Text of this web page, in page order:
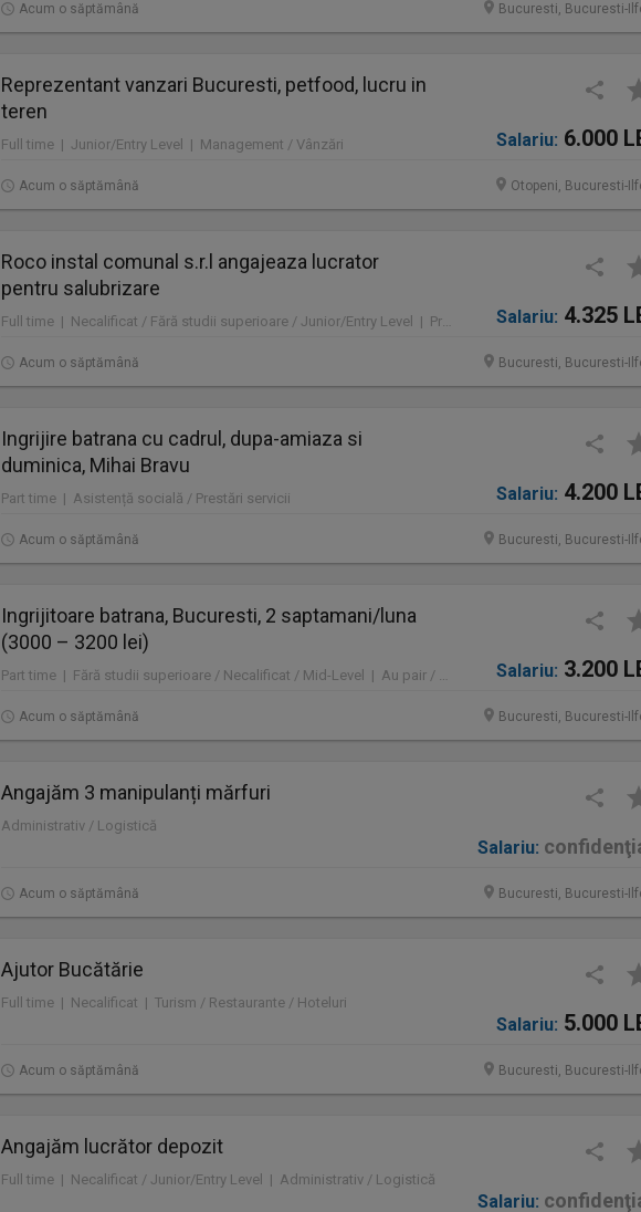
Acum o săptămână Bucuresti, Bucuresti-
Reprezentant vanzari Bucuresti, petfood, lucru in
teren
Full time | Junior/Entry Level | Management / Vânzări Salariu: 6.000
Acum o săptămână Otopeni, Bucuresti-
Roco instal comunal s.r.l angajeaza lucrator
pentru salubrizare
Full time | Necalificat / Fără studii superioare / Junior/Entry Level | Protecţia mediului / Prestări servicii Salariu: 4.325
Acum o săptămână Bucuresti, Bucuresti-
Ingrijire batrana cu cadrul, dupa-amiaza si
duminica, Mihai Bravu
Part time | Asistență socială / Prestări servicii Salariu: 4.200
Acum o săptămână Bucuresti, Bucuresti-
Ingrijitoare batrana, Bucuresti, 2 saptamani/luna
(3000 – 3200 lei)
Part time | Fără studii superioare / Necalificat / Mid-Level | Au pair / Babysitter / Curăţenie / Prestări servicii Salariu: 3.200
Acum o săptămână Bucuresti, Bucuresti-
Angajăm 3 manipulanți mărfuri
Administrativ / Logistică
Salariu:
Acum o săptămână Bucuresti, Bucuresti-
Ajutor Bucătărie
Full time | Necalificat | Turism / Restaurante / Hoteluri
Salariu: 5.000
Acum o săptămână Bucuresti, Bucuresti-
Angajăm lucrător depozit
Full time | Necalificat / Junior/Entry Level | Administrativ / Logistică
Salariu: